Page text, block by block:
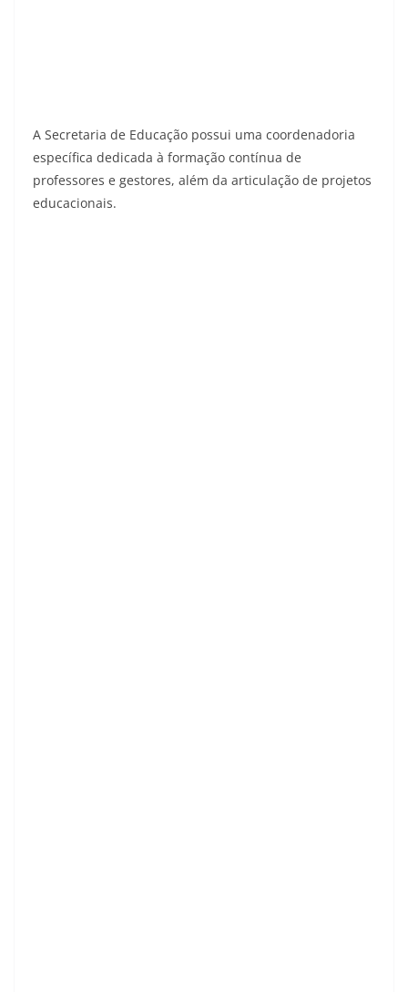
A Secretaria de Educação possui uma coordenadoria
específica dedicada à formação contínua de
professores e gestores, além da articulação de projetos
educacionais.